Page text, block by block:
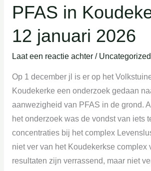
PFAS in
12 januari 2026
Laat een reactie achter / Uncategorized
Op 1 december jl is er op het
Koudekerke een onderzoek gedaan
aanwezigheid van PFAS in de grond.
het onderzoek was de vondst van iets
concentraties bij het complex
niet ver van het Koudekerkse complex
resultaten zijn verrassend, maar niet
het
onderzoek
naar
PFAS
in
Koudekerke
12
2026